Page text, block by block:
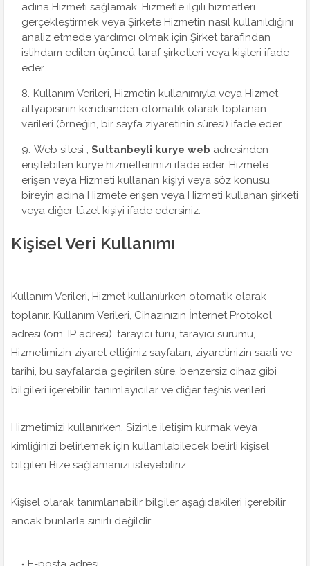
adına Hizmeti sağlamak, Hizmetle ilgili hizmetleri
gerçekleştirmek veya Şirkete Hizmetin nasıl kullanıldığını
analiz etmede yardımcı olmak için Şirket tarafından
istihdam edilen üçüncü taraf şirketleri veya kişileri ifade
eder.
Kullanım Verileri, Hizmetin kullanımıyla veya Hizmet
altyapısının kendisinden otomatik olarak toplanan
verileri (örneğin, bir sayfa ziyaretinin süresi) ifade eder.
Web sitesi , Sultanbeyli kurye web adresinden
erişilebilen kurye hizmetlerimizi ifade eder. Hizmete
erişen veya Hizmeti kullanan kişiyi veya söz konusu
bireyin adına Hizmete erişen veya Hizmeti kullanan şirketi
veya diğer tüzel kişiyi ifade edersiniz.
Kişisel Veri Kullanımı
Kullanım Verileri, Hizmet kullanılırken otomatik olarak
toplanır. Kullanım Verileri, Cihazınızın İnternet Protokol
adresi (örn. IP adresi), tarayıcı türü, tarayıcı sürümü,
Hizmetimizin ziyaret ettiğiniz sayfaları, ziyaretinizin saati ve
tarihi, bu sayfalarda geçirilen süre, benzersiz cihaz gibi
bilgileri içerebilir. tanımlayıcılar ve diğer teşhis verileri.
Hizmetimizi kullanırken, Sizinle iletişim kurmak veya
kimliğinizi belirlemek için kullanılabilecek belirli kişisel
bilgileri Bize sağlamanızı isteyebiliriz.
Kişisel olarak tanımlanabilir bilgiler aşağıdakileri içerebilir
ancak bunlarla sınırlı değildir: